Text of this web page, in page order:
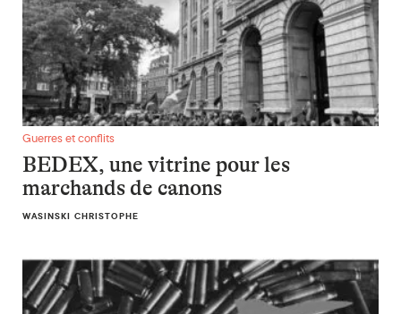
BEDEX, une vitrine pour les marchands de canons
Guerres et conflits
BEDEX, une vitrine pour les
marchands de canons
WASINSKI CHRISTOPHE